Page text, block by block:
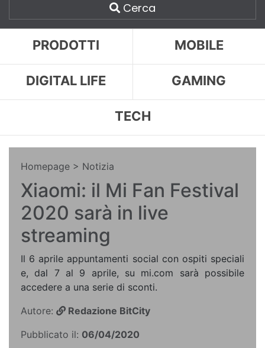
Cerca
PRODOTTI MOBILE
DIGITAL LIFE GAMING
TECH
Homepage > Notizia
Xiaomi: il Mi Fan Festival
2020 sarà in live
streaming
Il 6 aprile appuntamenti social con ospiti speciali
e, dal 7 al 9 aprile, su mi.com sarà possibile
accedere a una serie di sconti.
Autore:
Redazione BitCity
Pubblicato il: 06/04/2020